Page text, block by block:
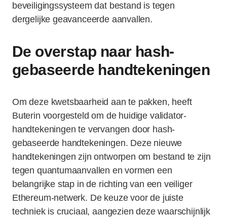
beveiligingssysteem dat bestand is tegen
dergelijke geavanceerde aanvallen.
De overstap naar hash-
gebaseerde handtekeningen
Om deze kwetsbaarheid aan te pakken, heeft
Buterin voorgesteld om de huidige validator-
handtekeningen te vervangen door hash-
gebaseerde handtekeningen. Deze nieuwe
handtekeningen zijn ontworpen om bestand te zijn
tegen quantumaanvallen en vormen een
belangrijke stap in de richting van een veiliger
Ethereum-netwerk. De keuze voor de juiste
techniek is cruciaal, aangezien deze waarschijnlijk